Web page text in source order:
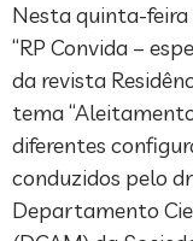
Nesta quinta-
“RP Convida –
da revista
tema
diferentes
conduzidos pelo
Departamento